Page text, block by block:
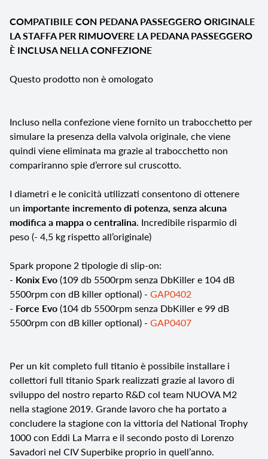
COMPATIBILE CON PEDANA PASSEGGERO ORIGINALE
LA STAFFA PER RIMUOVERE LA PEDANA PASSEGGERO
È INCLUSA NELLA CONFEZIONE
Questo prodotto non è omologato
Incluso nella confezione viene fornito un trabocchetto per
simulare la presenza della valvola originale, che viene
quindi viene eliminata ma grazie al trabocchetto non
compariranno spie d’errore sul cruscotto.
I diametri e le conicità utilizzati consentono di ottenere
un importante incremento di potenza, senza alcuna
modifica a mappa o centralina. Incredibile risparmio di
peso (- 4,5 kg rispetto all’originale)
Spark propone 2 tipologie di slip-on:
- Konix Evo(109 db 5500rpm senza DbKiller e 104 dB
5500rpm con dB killer optional) - GAP0402
- Force Evo(104 db 5500rpm senza DbKiller e 99 dB
5500rpm con dB killer optional) - GAP0407
Per un kit completo full titanio è possibile installare i
collettori full titanio Spark realizzati grazie al lavoro di
sviluppo del nostro reparto R&D col team NUOVA M2
nella stagione 2019. Grande lavoro che ha portato a
concludere la stagione con la vittoria del National Trophy
1000 con Eddi La Marra e il secondo posto di Lorenzo
Savadori nel CIV Superbike proprio in quell’anno.